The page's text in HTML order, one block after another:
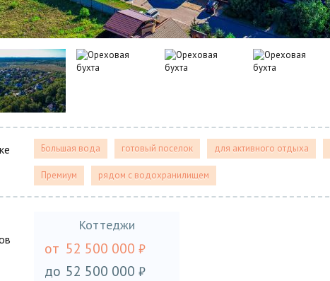
Большая вода готовый поселок для активного отдыха
Премиум рядом с водохранилищем
Коттеджи
от 52 500 000 ₽
до 52 500 000 ₽